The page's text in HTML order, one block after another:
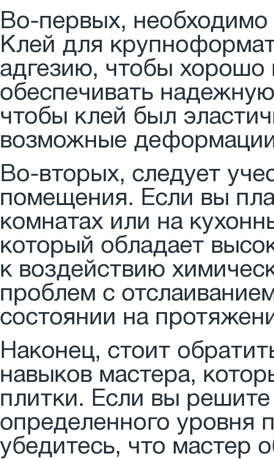
Во-первых, необходимо
Клей для
адгезию, чтобы хорошо
обеспечивать
чтобы клей был
возможные
Во-вторых, следует
помещения. Если вы
комнатах или на
который обладает
к воздействию
проблем с
состоянии на
Наконец, стоит
навыков мастера,
плитки. Если вы
определенного уровня
убедитесь, что мастер